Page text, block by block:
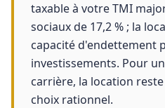
taxable à votre TMI
sociaux de 17,2 % ; la
capacité d'endettement
investissements. Pour
carrière, la location
choix rationnel.